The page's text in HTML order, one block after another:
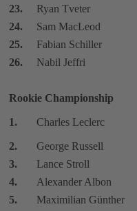
23.
Ryan Tveter
24.
Sam MacLeod
25.
Fabian Schiller
26.
Nabil Jeffri
Rookie Championship
1. Charles Leclerc
2. George Russell
3.
Lance Stroll
4.
Alexander Albon
5.
Maximilian Günther